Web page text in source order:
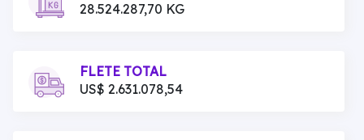
28.524.287,70 KG
FLETE TOTAL
US$ 2.631.078,54